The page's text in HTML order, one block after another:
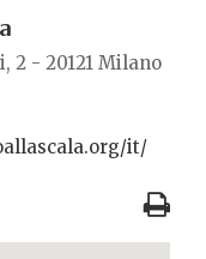
2 - 20121 Milano
it/